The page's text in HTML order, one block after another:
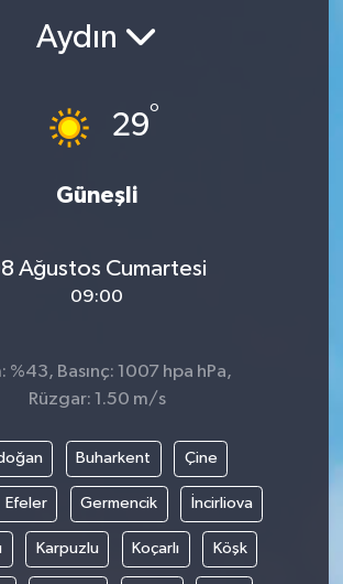
Aydın
29°
Güneşli
Ağustos Cumartesi
09:00
%43, Basınç: 1007 hpa hPa,
Rüzgar: 1.50 m/s
Buharkent Çine
Efeler Germencik İncirliova
Karpuzlu Koçarlı Köşk